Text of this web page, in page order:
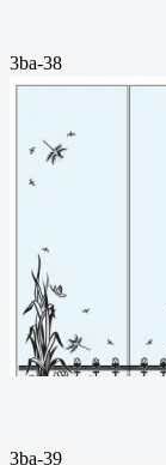
3ba-38
Пескоструйный
рисунокФормат:
руб.Метки:
3ba-39